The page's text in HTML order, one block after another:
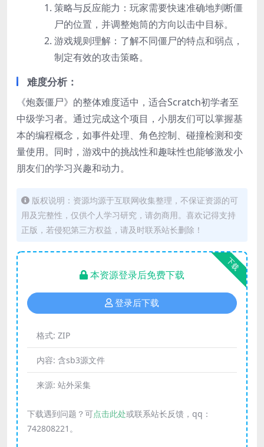
策略与反应能力：玩家需要快速准确地判断僵
尸的位置，并调整炮筒的方向以击中目标。
游戏规则理解：了解不同僵尸的特点和弱点，
制定有效的攻击策略。
难度分析：
《炮轰僵尸》的整体难度适中，适合Scratch初学者至
中级学习者。通过完成这个项目，小朋友们可以掌握基
本的编程概念，如事件处理、角色控制、碰撞检测和变
量使用。同时，游戏中的挑战性和趣味性也能够激发小
朋友们的学习兴趣和动力。
版权说明：资源均源于互联网收集整理，不保证资源的可
用及完整性，仅供个人学习研究，请勿商用。喜欢记得支持
正版，若侵犯第三方权益，请及时联系站长删除！
下载
本资源登录后免费下载
登录后下载
格式: ZIP
内容: 含sb3源文件
来源: 站外采集
下载遇到问题？可点击此处或联系站长反馈，qq：
742808221。